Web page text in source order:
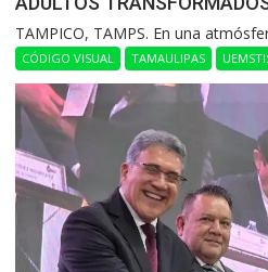
​TAMPICO, TAMPS. En una
CÓDIGO VISUAL TAMAULIPAS